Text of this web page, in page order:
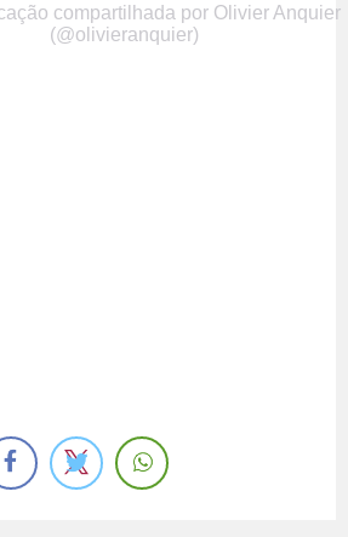
compartilhada por Olivier Anquier
(@olivieranquier)